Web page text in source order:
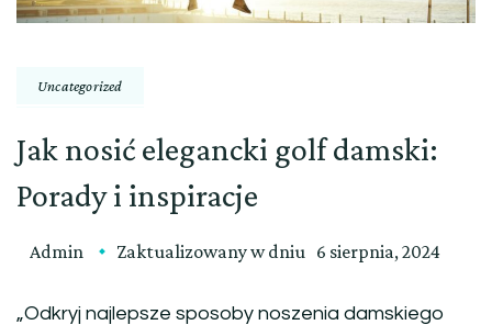
Uncategorized
Jak nosić elegancki golf damski:
Porady i inspiracje
Admin Zaktualizowany w dniu 6 sierpnia, 2024
„Odkryj najlepsze sposoby noszenia damskiego